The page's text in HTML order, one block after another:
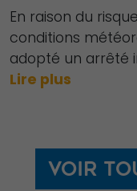
En raison du
conditions
adopté un arrêté
Lire plus
Voir